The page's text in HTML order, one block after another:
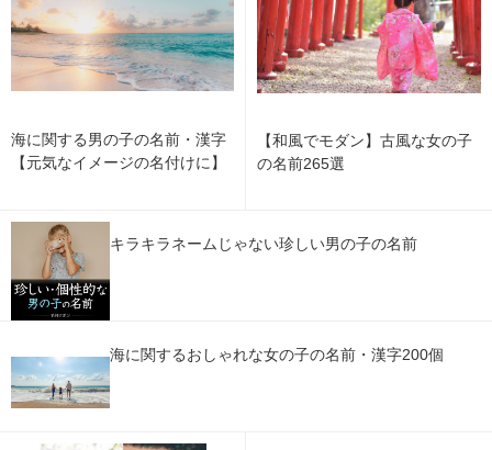
海に関する男の子の名前・漢字
【元気なイメージの名付けに】
【和風でモダン】古風な女の子
の名前265選
キラキラネームじゃない珍しい男の子の名前
海に関するおしゃれな女の子の名前・漢字200個